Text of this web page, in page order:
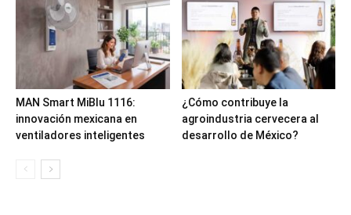
MAN Smart MiBlu 1116:
innovación mexicana en
ventiladores inteligentes
¿Cómo contribuye la
agroindustria cervecera al
desarrollo de México?